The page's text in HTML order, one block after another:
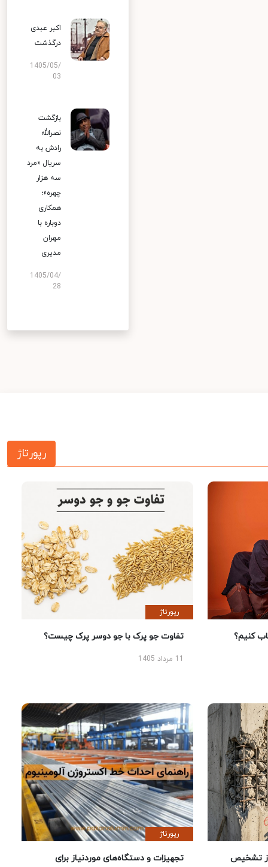
اکبر عبدی
درگذشت
1405/05/
03
بازگشت
نصرالله
رادش به
سریال «مرد
سه هزار
چهره»؛
همکاری
دوباره با
مهران
مدیری
1405/04/
28
رپورتاژ
کنیم؟
رپورتاژ
تفاوت جو پرک با جو دوسر پرک چیست؟
تشخیص
رپورتاژ
تجهیزات و دستگاه‌های موردنیاز برای